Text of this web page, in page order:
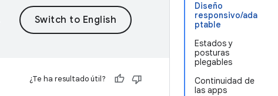
Diseño
responsivo/ada
ptable
Estados y
posturas
plegables
Continuidad de
las apps
¿Te ha resultado útil?